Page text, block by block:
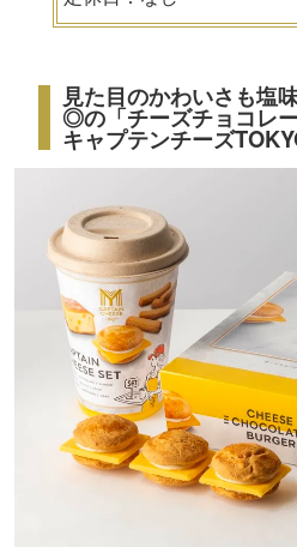
見た目のかわいさも塩
◎の「チーズチョコレ
キャプテンチーズ